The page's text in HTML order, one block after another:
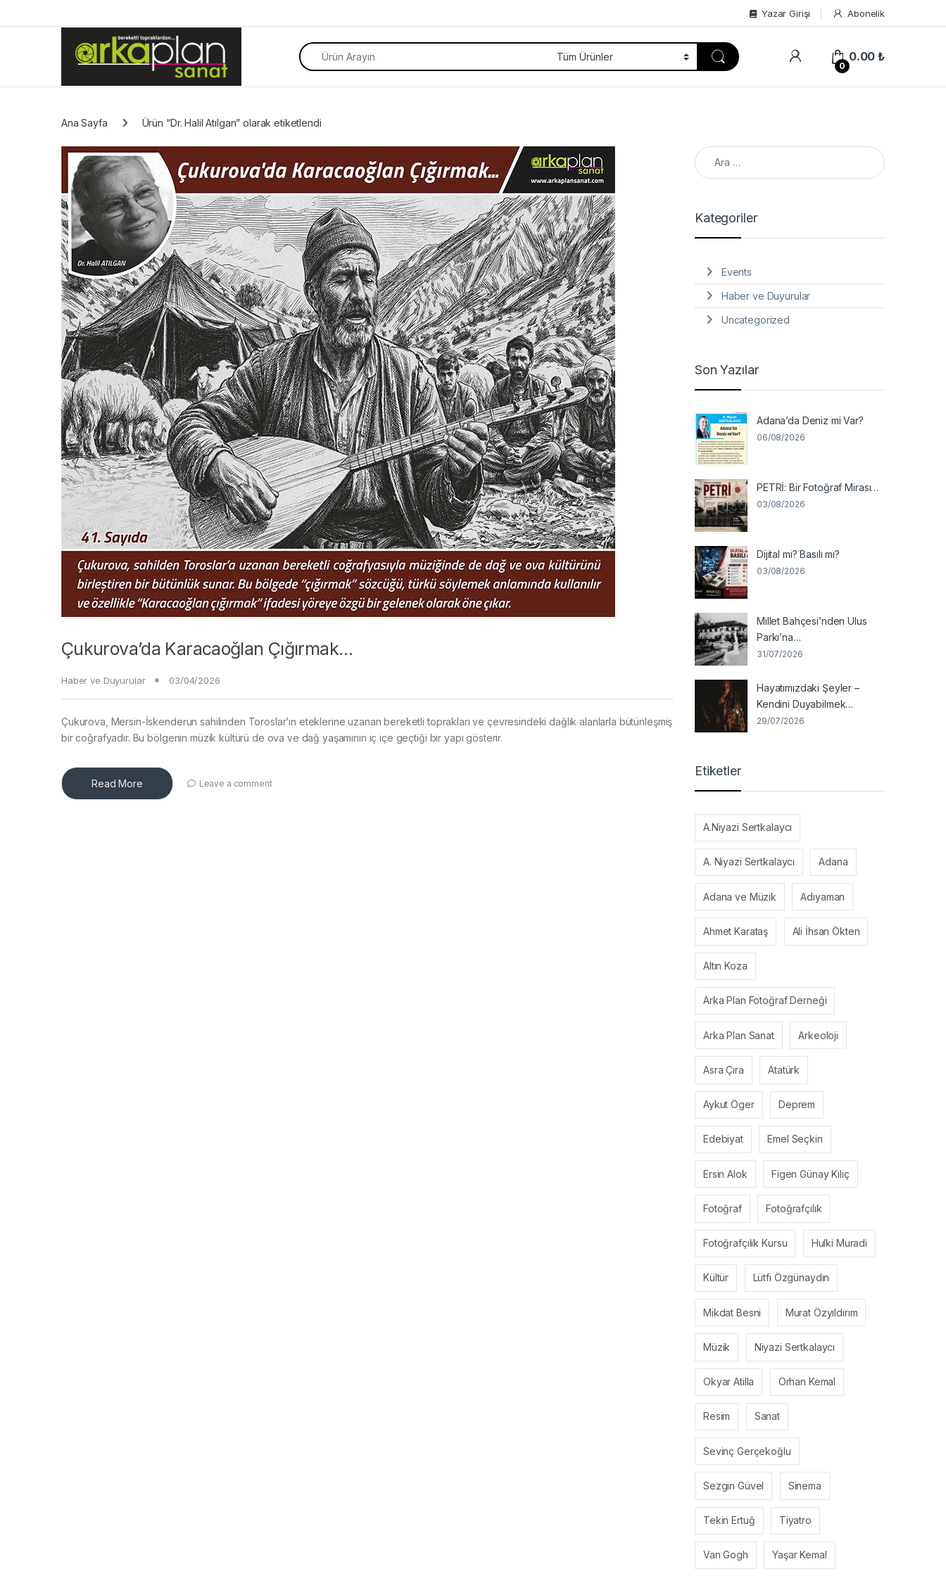
Yazar Girişi Abonelik
Search for:
0
0.00₺
Ana Sayfa Ürün “Dr. Halil Atılgan” olarak etiketlendi
Çukurova’da Karacaoğlan Çığırmak…
Haber ve Duyurular 03/04/2026
Çukurova, Mersin-İskenderun sahilinden Toroslar’ın eteklerine uzanan bereketli toprakları ve çevresindeki dağlık alanlarla bütünleşmiş
bir coğrafyadır. Bu bölgenin müzik kültürü de ova ve dağ yaşamının iç içe geçtiği bir yapı gösterir.
Read More Leave a comment
Arama:
Kategoriler
Events
Haber ve Duyurular
Uncategorized
Son Yazılar
Adana’da Deniz mi Var?
06/08/2026
PETRİ: Bir Fotoğraf Mirası…
03/08/2026
Dijital mi? Basılı mı?
03/08/2026
Millet Bahçesi’nden Ulus
Parkı’na…
31/07/2026
Hayatımızdaki Şeyler –
Kendini Duyabilmek…
29/07/2026
Etiketler
A.Niyazi Sertkalaycı
A. Niyazi Sertkalaycı Adana
Adana ve Müzik Adıyaman
Ahmet Karataş Ali İhsan Ökten
Altın Koza
Arka Plan Fotoğraf Derneği
Arka Plan Sanat Arkeoloji
Asra Çıra Atatürk
Aykut Öger Deprem
Edebiyat Emel Seçkin
Ersin Alok Figen Günay Kılıç
Fotoğraf Fotoğrafçılık
Fotoğrafçılık Kursu Hulki Muradi
Kültür Lütfi Özgünaydın
Mikdat Besni Murat Özyıldırım
Müzik Niyazi Sertkalaycı
Okyar Atilla Orhan Kemal
Resim Sanat
Sevinç Gerçekoğlu
Sezgin Güvel Sinema
Tekin Ertuğ Tiyatro
Van Gogh Yaşar Kemal